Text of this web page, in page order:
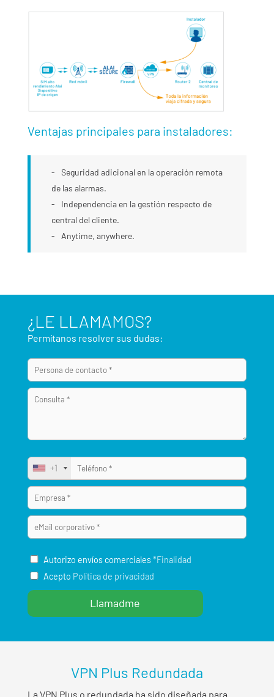
Ventajas principales para instaladores:
Seguridad adicional en la operación remota
de las alarmas.
Independencia en la gestión respecto de
central del cliente.
Anytime, anywhere.
¿LE LLAMAMOS?
Permítanos resolver sus dudas:
+1
Autorizo envíos comerciales*Finalidad
Acepto Política de privacidad
VPN Plus Redundada
La VPN Plus o redundada ha sido diseñada para